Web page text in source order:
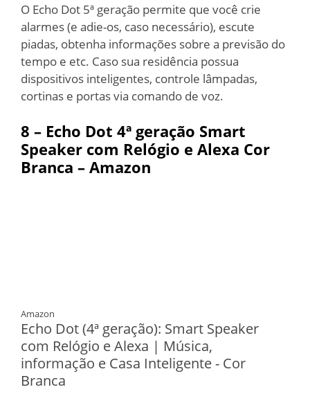
O Echo Dot 5ª geração permite que você crie
alarmes (e adie-os, caso necessário), escute
piadas, obtenha informações sobre a previsão do
tempo e etc. Caso sua residência possua
dispositivos inteligentes, controle lâmpadas,
cortinas e portas via comando de voz.
8 – Echo Dot 4ª geração Smart
Speaker com Relógio e Alexa Cor
Branca – Amazon
Amazon
Echo Dot (4ª geração): Smart Speaker
com Relógio e Alexa | Música,
informação e Casa Inteligente - Cor
Branca